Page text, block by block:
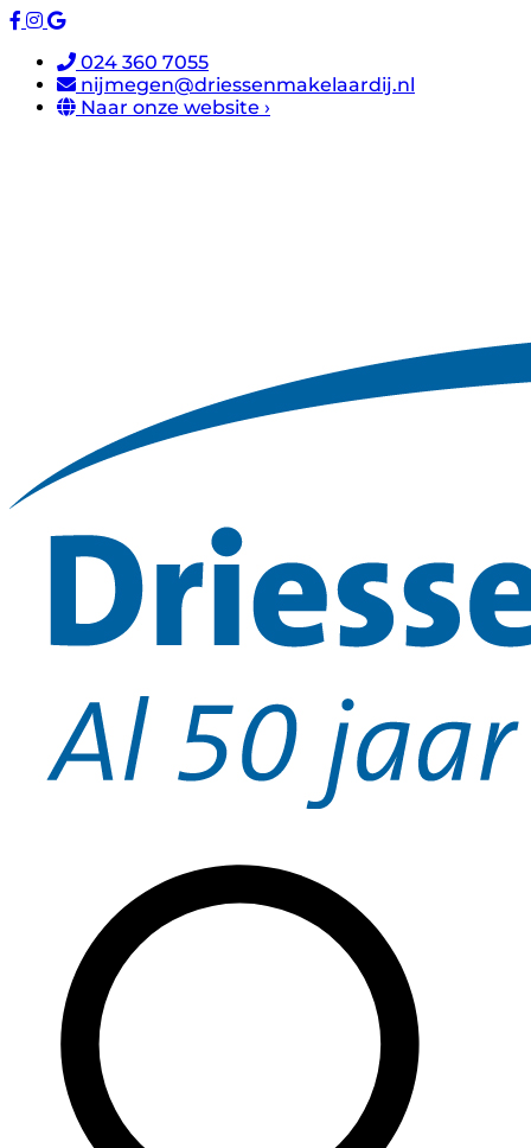
024 360 7055
nijmegen@driessenmakelaardij.nl
Naar onze website ›